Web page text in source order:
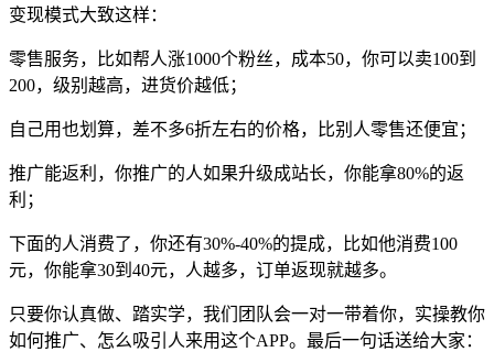
变现模式大致这样：
零售服务，比如帮人涨1000个粉丝，成本50，你可以卖100到
200，级别越高，进货价越低；
自己用也划算，差不多6折左右的价格，比别人零售还便宜；
推广能返利，你推广的人如果升级成站长，你能拿80%的返
利；
下面的人消费了，你还有30%-40%的提成，比如他消费100
元，你能拿30到40元，人越多，订单返现就越多。
只要你认真做、踏实学，我们团队会一对一带着你，实操教你
如何推广、怎么吸引人来用这个APP。最后一句话送给大家：